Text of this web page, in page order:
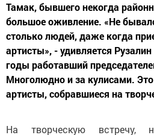
Тамак, бывшего некогда
большое оживление. «Не
столько людей, даже когда
артисты», - удивляется
годы работавший
Многолюдно и за кулисами.
артисты, собравшиеся на
На творческую встречу,